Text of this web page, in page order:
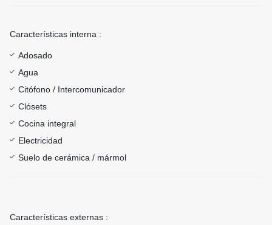
Características interna :
Adosado
Agua
Citófono / Intercomunicador
Clósets
Cocina integral
Electricidad
Suelo de cerámica / mármol
Características externas :